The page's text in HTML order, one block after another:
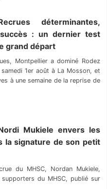
déterminantes,
: un dernier test
grand départ
Montpellier a dominé Rodez
1er août à La Mosson, et
à une semaine de la reprise de
Mukiele envers les
la signature de son petit
du MHSC, Nordan Mukiele,
du MHSC, publié sur